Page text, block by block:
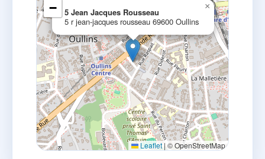
5 Jean Jacques Rousseau
5 r jean-jacques rousseau 69600 Oullins
×
−
Leaflet| © OpenStreetMap